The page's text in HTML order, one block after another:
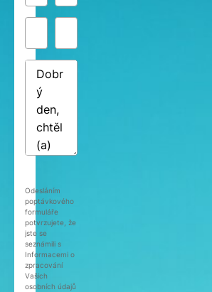
Odesláním
poptávkového
formuláře
potvrzujete, že
jste se
seznámili s
Informacemi o
zpracování
Vašich
osobních údajů